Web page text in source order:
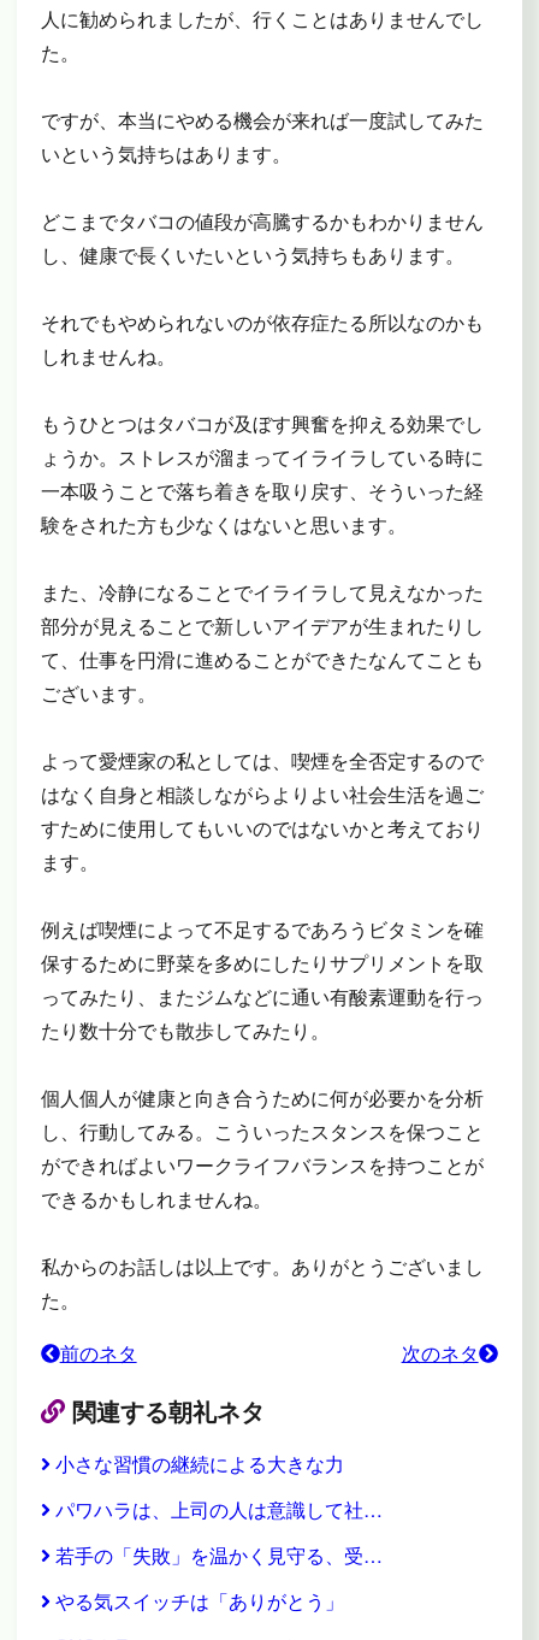
人に勧められましたが、行くことはありませんでし
た。
ですが、本当にやめる機会が来れば一度試してみた
いという気持ちはあります。
どこまでタバコの値段が高騰するかもわかりません
し、健康で長くいたいという気持ちもあります。
それでもやめられないのが依存症たる所以なのかも
しれませんね。
もうひとつはタバコが及ぼす興奮を抑える効果でし
ょうか。ストレスが溜まってイライラしている時に
一本吸うことで落ち着きを取り戻す、そういった経
験をされた方も少なくはないと思います。
また、冷静になることでイライラして見えなかった
部分が見えることで新しいアイデアが生まれたりし
て、仕事を円滑に進めることができたなんてことも
ございます。
よって愛煙家の私としては、喫煙を全否定するので
はなく自身と相談しながらよりよい社会生活を過ご
すために使用してもいいのではないかと考えており
ます。
例えば喫煙によって不足するであろうビタミンを確
保するために野菜を多めにしたりサプリメントを取
ってみたり、またジムなどに通い有酸素運動を行っ
たり数十分でも散歩してみたり。
個人個人が健康と向き合うために何が必要かを分析
し、行動してみる。こういったスタンスを保つこと
ができればよいワークライフバランスを持つことが
できるかもしれませんね。
私からのお話しは以上です。ありがとうございまし
た。
前のネタ
次のネタ
関連する朝礼ネタ
小さな習慣の継続による大きな力
パワハラは、上司の人は意識して社…
若手の「失敗」を温かく見守る、受…
やる気スイッチは「ありがとう」